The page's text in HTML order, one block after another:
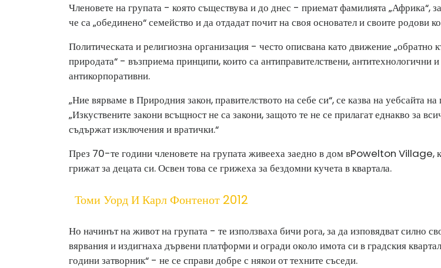
Членовете на групата - която съществува и до днес - приемат фамилията „Африка“,
че са „обединено“ семейство и да отдадат почит на своя основател и своите родови
Политическата и религиозна организация - често описвана като движение „обратно
природата“ - възприема принципи, които са антиправителствени, антитехнологични и
антикорпоративни.
„Ние вярваме в Природния закон, правителството на себе си“, се казва на уебсайта на
„Изкуствените закони всъщност не са закони, защото те не се прилагат еднакво за
съдържат изключения и вратички.“
През 70-те години членовете на групата живееха заедно в дом вPowelton Village,
грижат за децата си. Освен това се грижеха за бездомни кучета в квартала.
Томи Уорд И Карл Фонтенот 2012
Но начинът на живот на групата - те използваха бичи рога, за да изповядват силно
вярвания и издигнаха дървени платформи и огради около имота си в градския
години затворник“ - не се справи добре с някои от техните съседи.